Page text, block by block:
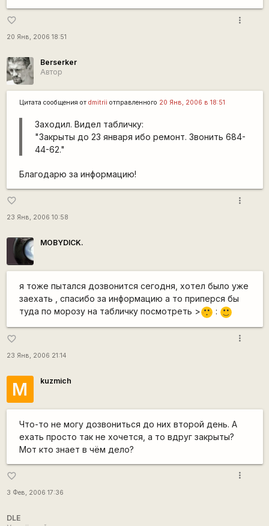
favorite_border
20 Янв, 2006 18:51
more_vert
Berserker
Автор
Цитата сообщения от dmitrii отправленного 20 Янв, 2006 в 18:51
Заходил. Видел табличку:
"Закрыты до 23 января ибо ремонт. Звонить 684-
44-62."
Благодарю за информацию!
favorite_border
23 Янв, 2006 10:58
more_vert
MOBYDICK.
я тоже пытался дозвонится сегодня, хотел было уже
заехать , спасибо за информацию а то приперся бы
туда по морозу на табличку посмотреть > :[ : :)
favorite_border
23 Янв, 2006 21:14
more_vert
М kuzmich
Что-то не могу дозвониться до них второй день. А
ехать просто так не хочется, а то вдруг закрыты?
Мот кто знает в чём дело?
favorite_border
3 Фев, 2006 17:36
more_vert
DLE